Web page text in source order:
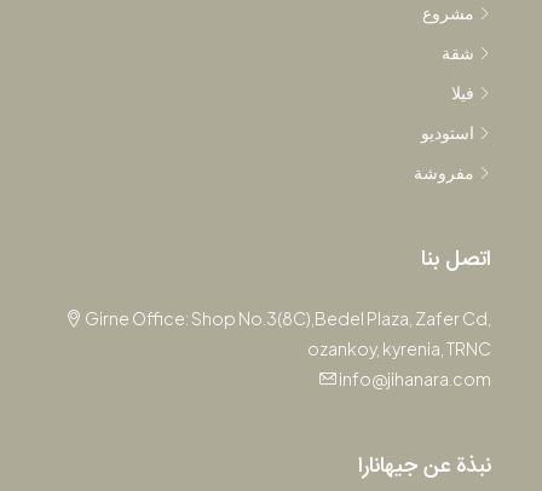
مشروع
شقة
فيلا
استوديو
مفروشة
اتصل بنا
Girne Office: Shop No.3(8C),Bedel Plaza, Zafer Cd,
ozankoy, kyrenia, TRNC
info@jihanara.com
نبذة عن جيهانارا